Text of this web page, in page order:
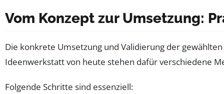
Vom Konzept zur Umsetzung:
Die konkrete Umsetzung und Validierung der
Ideenwerkstatt von heute stehen dafür verschiedene
Folgende Schritte sind essenziell: